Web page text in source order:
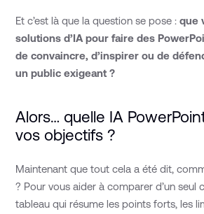
Et c’est là que la question se pose :que
solutions d’IA pour faire des
de convaincre, d’inspirer ou de
un public exigeant ?
Alors… quelle IA
vos objectifs ?
Maintenant que tout cela a été dit,
? Pour vous aider à comparer d’un seul
tableau qui résume les points forts, les